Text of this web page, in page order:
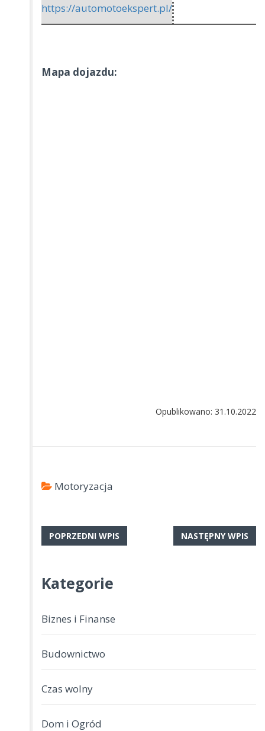
https://automotoekspert.pl/
Mapa dojazdu:
Opublikowano: 31.10.2022
Motoryzacja
POPRZEDNI WPIS NASTĘPNY WPIS
Kategorie
Biznes i Finanse
Budownictwo
Czas wolny
Dom i Ogród